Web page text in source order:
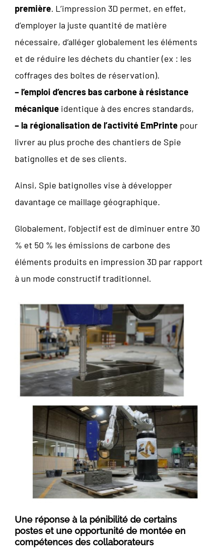
première. L’impression 3D permet, en effet,
d’employer la juste quantité de matière
nécessaire, d’alléger globalement les éléments
et de réduire les déchets du chantier (ex : les
coffrages des boîtes de réservation).
– l’emploi d’encres bas carbone à résistance
mécaniqueidentique à des encres standards,
– la régionalisation de l’activité EmPrintepour
livrer au plus proche des chantiers de Spie
batignolles et de ses clients.
Ainsi, Spie batignolles vise à développer
davantage ce maillage géographique.
Globalement, l’objectif est de diminuer entre 30
% et 50 % les émissions de carbone des
éléments produits en impression 3D par rapport
à un mode constructif traditionnel.
Une réponse à la pénibilité de certains
postes et une opportunité de montée en
compétences des collaborateurs